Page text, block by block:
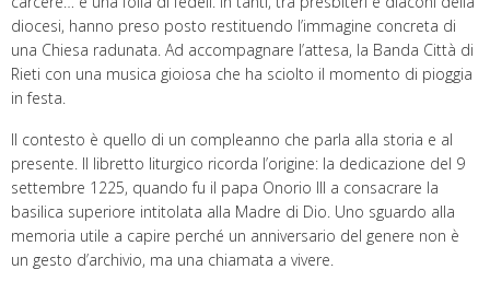
diocesi, hanno preso posto restituendo l’immagine concreta di
una Chiesa radunata. Ad accompagnare l’attesa, la Banda Città di
Rieti con una musica gioiosa che ha sciolto il momento di pioggia
in festa.
Il contesto è quello di un compleanno che parla alla storia e al
presente. Il libretto liturgico ricorda l’origine: la dedicazione del 9
settembre 1225, quando fu il papa Onorio III a consacrare la
basilica superiore intitolata alla Madre di Dio. Uno sguardo alla
memoria utile a capire perché un anniversario del genere non è
un gesto d’archivio, ma una chiamata a vivere.